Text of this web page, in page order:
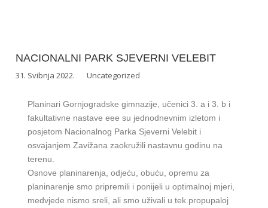
NACIONALNI PARK SJEVERNI VELEBIT
31. Svibnja 2022. Uncategorized
Planinari Gornjogradske gimnazije, učenici 3. a i 3. b i
fakultativne nastave eee su jednodnevnim izletom i
posjetom Nacionalnog Parka Sjeverni Velebit i
osvajanjem Zavižana zaokružili nastavnu godinu na
terenu.
Osnove planinarenja, odjeću, obuću, opremu za
planinarenje smo pripremili i ponijeli u optimalnoj mjeri,
medvjede nismo sreli, ali smo uživali u tek propupaloj